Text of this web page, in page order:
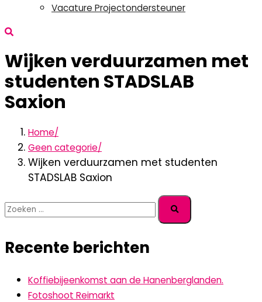
Vacature Projectondersteuner
Wijken verduurzamen met
studenten STADSLAB
Saxion
Home
Geen categorie
Wijken verduurzamen met studenten
STADSLAB Saxion
Recente berichten
Koffiebijeenkomst aan de Hanenberglanden.
Fotoshoot Reimarkt